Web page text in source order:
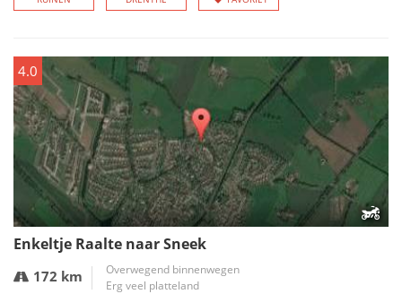
4.0
Enkeltje Raalte naar Sneek
172 km
Overwegend binnenwegen
Erg veel platteland